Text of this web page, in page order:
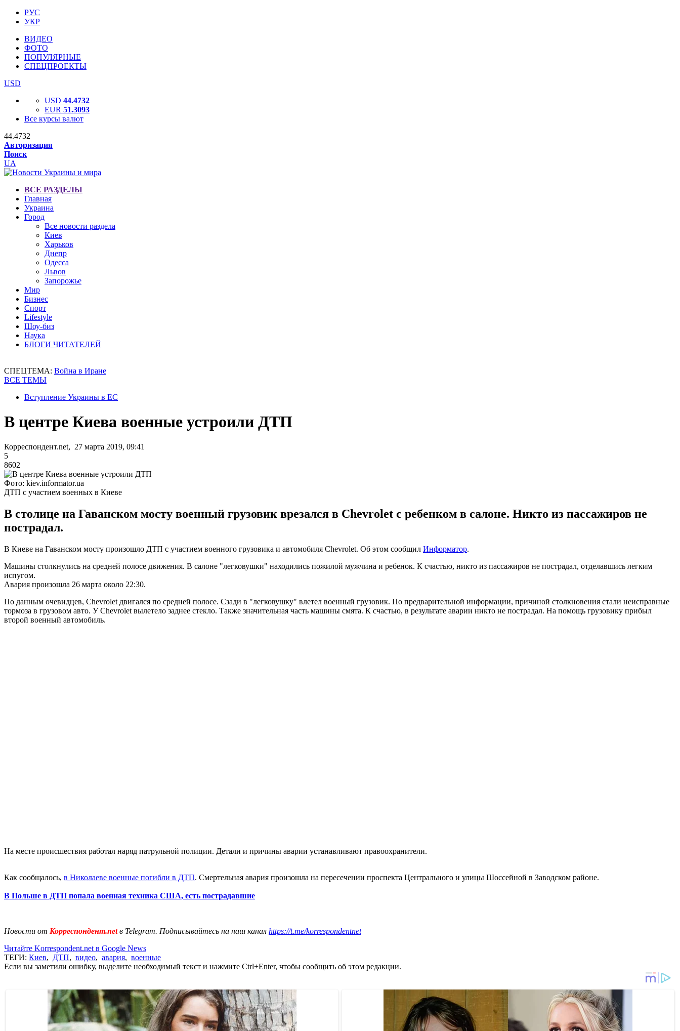
РУС
УКР
ВИДЕО
ФОТО
ПОПУЛЯРНЫЕ
СПЕЦПРОЕКТЫ
USD
USD 44.4732
EUR 51.3093
Все курсы валют
44.4732
Авторизация
Поиск
UA
ВСЕ РАЗДЕЛЫ
Главная
Украина
Город
Все новости раздела
Киев
Харьков
Днепр
Одесса
Львов
Запорожье
Мир
Бизнес
Спорт
Lifestyle
Шоу-биз
Наука
БЛОГИ ЧИТАТЕЛЕЙ
СПЕЦТЕМА: Война в Иране
ВСЕ ТЕМЫ
Вступление Украины в ЕС
В центре Киева военные устроили ДТП
Корреспондент.net, 27 марта 2019, 09:41
5
8602
Фото: kiev.informator.ua
ДТП с участием военных в Киеве
В столице на Гаванском мосту военный грузовик врезался в Chevrolet с ребенком в салоне. Никто из пассажиров не
пострадал.
В Киеве на Гаванском мосту произошло ДТП с участием военного грузовика и автомобиля Chevrolet. Об этом сообщил Информатор.
Машины столкнулись на средней полосе движения. В салоне "легковушки" находились пожилой мужчина и ребенок. К счастью, никто из пассажиров не пострадал, отделавшись легким
испугом.
Авария произошла 26 марта около 22:30.
По данным очевидцев, Chevrolet двигался по средней полосе. Сзади в "легковушку" влетел военный грузовик. По предварительной информации, причиной столкновения стали неисправные
тормоза в грузовом авто. У Chevrolet вылетело заднее стекло. Также значительная часть машины смята. К счастью, в результате аварии никто не пострадал. На помощь грузовику прибыл
второй военный автомобиль.
На месте происшествия работал наряд патрульной полиции. Детали и причины аварии устанавливают правоохранители.
Как сообщалось, в Николаеве военные погибли в ДТП. Смертельная авария произошла на пересечении проспекта Центрального и улицы Шоссейной в Заводском районе.
В Польше в ДТП попала военная техника США, есть пострадавшие
Новости от Корреспондент.netв Telegram. Подписывайтесь на наш канал https://t.me/korrespondentnet
Читайте Korrespondent.net в Google News
ТЕГИ: Киев, ДТП, видео, авария, военные
Если вы заметили ошибку, выделите необходимый текст и нажмите Ctrl+Enter, чтобы сообщить об этом редакции.